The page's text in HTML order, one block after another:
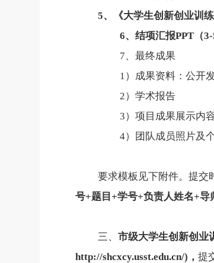
5、《大学生创新创业训
6、结项汇报PPT （
7、最终成果
1）成果资料：公开
2）学术报告
3）项目成果展示内
4）团队成员照片及
要求模板见下附件。提交
号+题目 +学号+负责人姓名+导
三、 市级大学生创新创业
http://shcxcy.usst.edu.cn/) ，提